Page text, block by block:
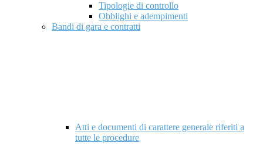
Tipologie di controllo
Obblighi e adempimenti
Bandi di gara e contratti
Atti e documenti di carattere generale riferiti a
tutte le procedure